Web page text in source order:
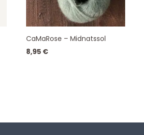
CaMaRose – Midnatssol
8,95 €